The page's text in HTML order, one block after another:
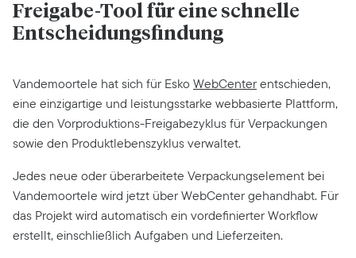
Freigabe-Tool für eine schnelle
Entscheidungsfindung
Vandemoortele hat sich für Esko WebCenterentschieden,
eine einzigartige und leistungsstarke webbasierte Plattform,
die den Vorproduktions-Freigabezyklus für Verpackungen
sowie den Produktlebenszyklus verwaltet.
Jedes neue oder überarbeitete Verpackungselement bei
Vandemoortele wird jetzt über WebCenter gehandhabt. Für
das Projekt wird automatisch ein vordefinierter Workflow
erstellt, einschließlich Aufgaben und Lieferzeiten.